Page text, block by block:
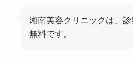
湘南美容クリニックは、
無料です。